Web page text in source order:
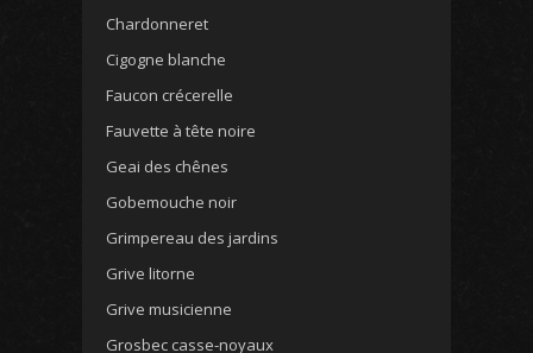
Chardonneret
Cigogne blanche
Faucon crécerelle
Fauvette à tête noire
Geai des chênes
Gobemouche noir
Grimpereau des jardins
Grive litorne
Grive musicienne
Grosbec casse-noyaux